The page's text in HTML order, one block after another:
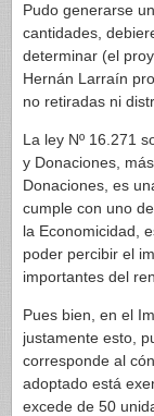
Pudo generarse
cantidades,
determinar (el
Hernán Larraín
no retiradas ni
La ley Nº 16.271
y Donaciones,
Donaciones, es
cumple con uno
la Economicidad,
poder percibir el
importantes del
Pues bien, en el
justamente esto,
corresponde al
adoptado está
excede de 50